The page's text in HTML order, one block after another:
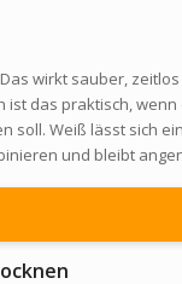
wirkt sauber,
ist das praktisch,
soll. Weiß lässt sich
und bleibt